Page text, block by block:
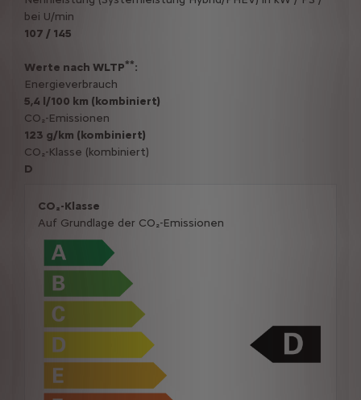
bei U/min
107 / 145
Werte nach WLTP**:
Energieverbrauch
5,4 l/100 km (kombiniert)
CO₂-Emissionen
123 g/km (kombiniert)
CO₂-Klasse (kombiniert)
D
CO₂-Klasse
Auf Grundlage der CO₂-Emissionen